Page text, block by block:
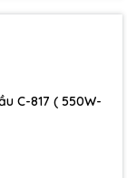
C-817 ( 550W-